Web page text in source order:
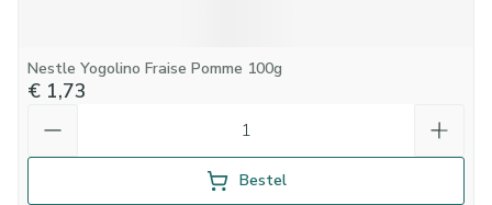
Nestle Yogolino Fraise Pomme 100g
€ 1,73
Bestel